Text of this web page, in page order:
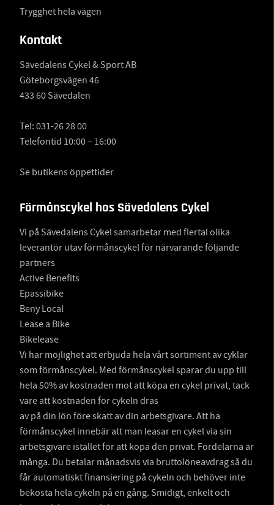
Trygghet hela vägen
Kontakt
Sävedalens Cykel & Sport AB
Göteborgsvägen 46
433 60 Sävedalen
Tel: 031-26 28 00
Telefontid 10:00 – 16:00
Se butikens öppettider
Förmånscykel hos Sävedalens Cykel
Vi på Sävedalens Cykel samarbetar med flertal olika
leverantör utav förmånscykel för närvarande följande
partners
Active Benefits
Epassibike
Beny Local
Lease a Bike
Bikelease
Vi har möjlighet att erbjuda hela vårt sortiment av cyklar
som förmånscykel. Med förmånscykel sparar du upp till
hela 50% av kostnaden mot att köpa en cykel privat, tack
vare att kostnaden för cykeln dras
av på din lön före skatt av din arbetsgivare. Att ha
förmånscykel innebär att man leasar en cykel via sin
arbetsgivare istället för att köpa den privat. Fördelarna är
många. Du betalar månadsvis via bruttolöneavdrag så du
får automatiskt finansiering på cykeln och behöver inte
bekosta hela cykeln på en gång. Smidigt, enkelt och